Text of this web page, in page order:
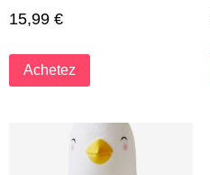
15,99 €
Achetez